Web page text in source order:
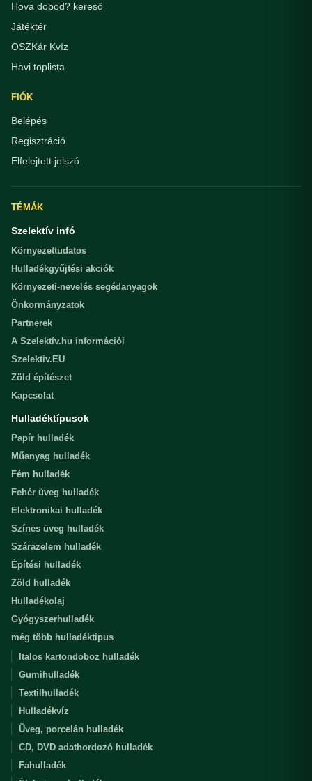
Hova dobod? kereső
Játéktér
OSZKár Kvíz
Havi toplista
FIÓK
Belépés
Regisztráció
Elfelejtett jelszó
TÉMÁK
Szelektív infó
Környezettudatos
Hulladékgyűjtési akciók
Környezeti-nevelés segédanyagok
Önkormányzatok
Partnerek
A Szelektív.hu információi
Szelektiv.EU
Zöld építészet
Kapcsolat
Hulladéktípusok
Papír hulladék
Műanyag hulladék
Fém hulladék
Fehér üveg hulladék
Elektronikai hulladék
Színes üveg hulladék
Szárazelem hulladék
Építési hulladék
Zöld hulladék
Hulladékolaj
Gyógyszerhulladék
még több hulladéktipus
Italos kartondoboz hulladék
Gumihulladék
Textilhulladék
Hulladékvíz
Üveg, porcelán hulladék
CD, DVD adathordozó hulladék
Fahulladék